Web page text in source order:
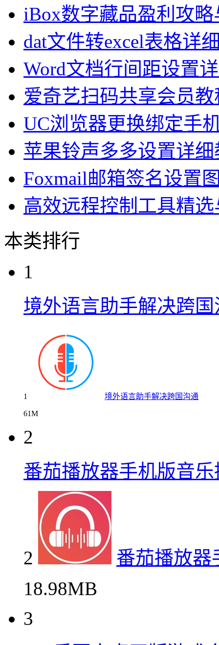
iBox数字藏品盈利攻
dat文件转excel表格详
Word文档行间距设置
爱奇艺扫码共享会员教
UC浏览器更换绑定手
苹果铃声多多设置详细
Foxmail邮箱签名设置
高效远程控制工具精
本类排行
1
境外语言助手解决跨国
1 境外语言助手解决跨国沟通
61M
2
番茄播放器手机版音
2
番茄播放器
18.98MB
3